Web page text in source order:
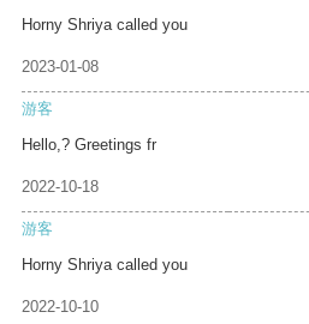
Horny Shriya called you
2023-01-08
游客
Hello,? Greetings fr
2022-10-18
游客
Horny Shriya called you
2022-10-10